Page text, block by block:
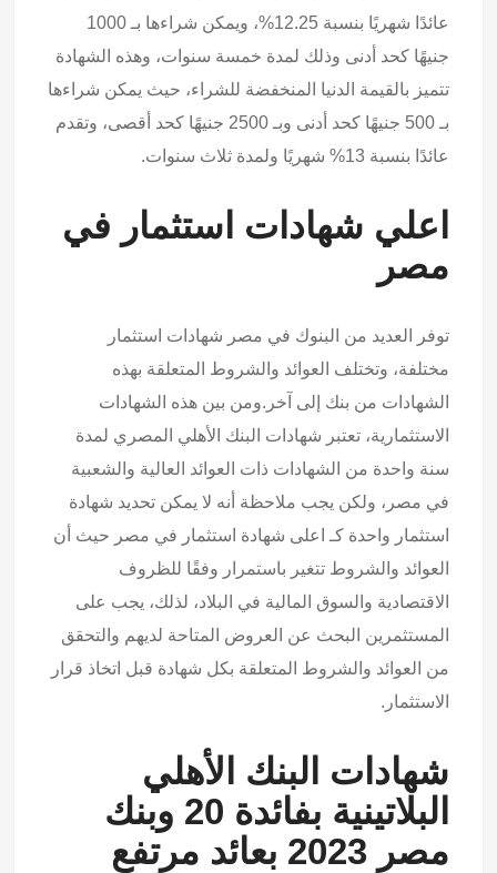
عائدًا شهريًا بنسبة 12.25%، ويمكن شراءها بـ 1000
جنيهًا كحد أدنى وذلك لمدة خمسة سنوات، وهذه الشهادة
تتميز بالقيمة الدنيا المنخفضة للشراء، حيث يمكن شراءها
بـ 500 جنيهًا كحد أدنى وبـ 2500 جنيهًا كحد أقصى، وتقدم
عائدًا بنسبة 13% شهريًا ولمدة ثلاث سنوات.
اعلي شهادات استثمار في
مصر
توفر العديد من البنوك في مصر شهادات استثمار
مختلفة، وتختلف العوائد والشروط المتعلقة بهذه
الشهادات من بنك إلى آخر.ومن بين هذه الشهادات
الاستثمارية، تعتبر شهادات البنك الأهلي المصري لمدة
سنة واحدة من الشهادات ذات العوائد العالية والشعبية
في مصر، ولكن يجب ملاحظة أنه لا يمكن تحديد شهادة
استثمار واحدة كـ اعلى شهادة استثمار في مصر حيث أن
العوائد والشروط تتغير باستمرار وفقًا للظروف
الاقتصادية والسوق المالية في البلاد، لذلك، يجب على
المستثمرين البحث عن العروض المتاحة لديهم والتحقق
من العوائد والشروط المتعلقة بكل شهادة قبل اتخاذ قرار
الاستثمار.
شهادات البنك الأهلي
البلاتينية بفائدة 20 وبنك
مصر 2023 بعائد مرتفع